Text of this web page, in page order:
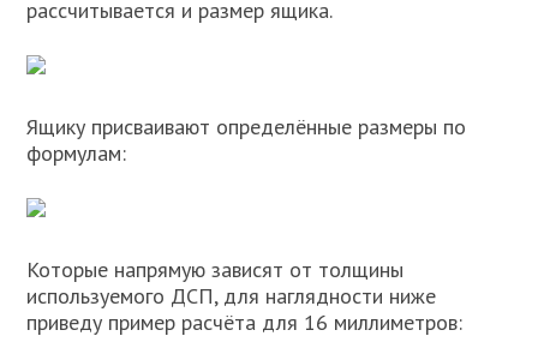
рассчитывается и размер ящика.
Ящику присваивают определённые размеры по
формулам:
Которые напрямую зависят от толщины
используемого ДСП, для наглядности ниже
приведу пример расчёта для 16 миллиметров: